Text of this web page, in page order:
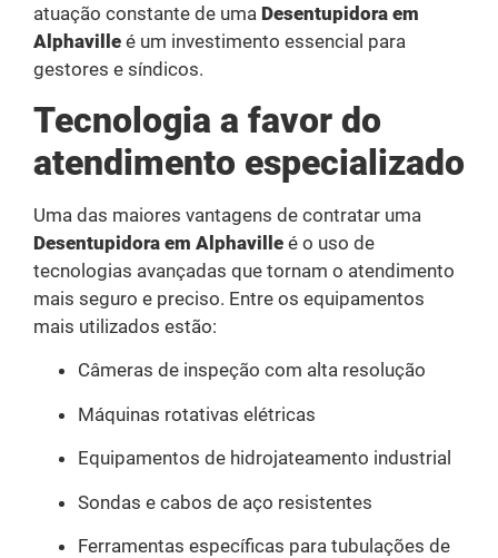
atuação constante de uma Desentupidora em
Alphaville é um investimento essencial para
gestores e síndicos.
Tecnologia a favor do
atendimento especializado
Uma das maiores vantagens de contratar uma
Desentupidora em Alphaville é o uso de
tecnologias avançadas que tornam o atendimento
mais seguro e preciso. Entre os equipamentos
mais utilizados estão:
Câmeras de inspeção com alta resolução
Máquinas rotativas elétricas
Equipamentos de hidrojateamento industrial
Sondas e cabos de aço resistentes
Ferramentas específicas para tubulações de